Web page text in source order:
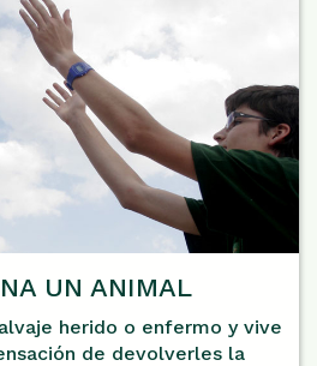
UN ANIMAL
herido o enfermo y vive
de devolverles la